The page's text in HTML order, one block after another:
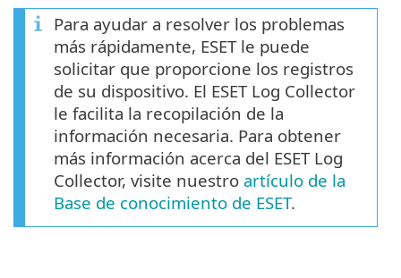
Para ayudar a resolver los problemas
más rápidamente, ESET le puede
solicitar que proporcione los registros
de su dispositivo. El ESET Log Collector
le facilita la recopilación de la
información necesaria. Para obtener
más información acerca del ESET Log
Collector, visite nuestro artículo de la
Base de conocimiento de ESET.